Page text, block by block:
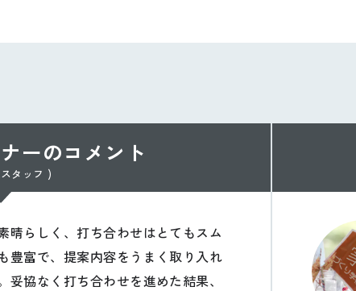
ーのコメント
タッフ )
晴らしく、打ち合わせはとてもスム
豊富で、提案内容をうまく取り入れ
妥協なく打ち合わせを進めた結果、